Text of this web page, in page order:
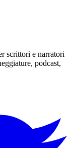
scrittori e narratori
podcast,